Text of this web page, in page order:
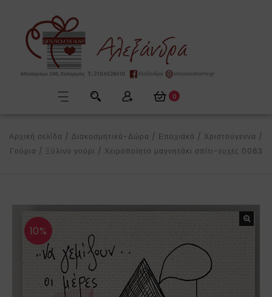
0
Αρχική σελίδα / Διακοσμητικά-Δώρα / Εποχιακά / Χριστούγεννα /
Γούρια / Ξύλινο γούρι / Χειροποίητο μαγνητάκι σπίτι-ευχές 0063
10%